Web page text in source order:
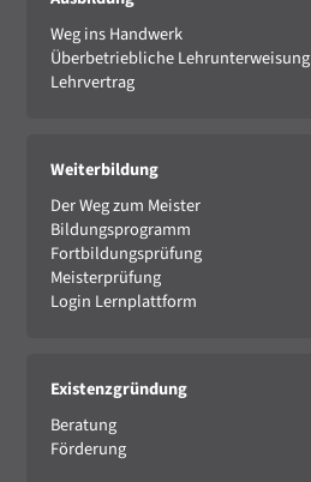
Weg ins Handwerk
Überbetriebliche Lehrunterweisung
Lehrvertrag
Weiterbildung
Der Weg zum Meister
Bildungsprogramm
Fortbildungsprüfung
Meisterprüfung
Login Lernplattform
Existenzgründung
Beratung
Förderung